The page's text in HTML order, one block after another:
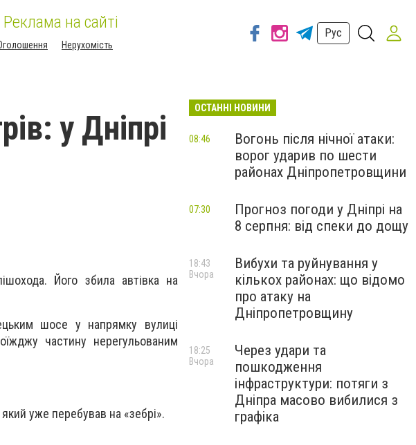
Реклама на сайті
Нерухомість
Рус
у Дніпрі
Його збила автівка на
шосе у напрямку вулиці
частину нерегульованим
уже перебував на «зебрі».
ОСТАННІ НОВИНИ
Вогонь після нічної атаки:
ворог ударив по шести
районах Дніпропетровщини
08:46
Прогноз погоди у Дніпрі на
8 серпня: від спеки до дощу
07:30
Вибухи та руйнування у
кількох районах: що відомо
про атаку на
Дніпропетровщину
18:43
Вчора
Через удари та
пошкодження
інфраструктури: потяги з
Дніпра масово вибилися з
графіка
18:25
Вчора